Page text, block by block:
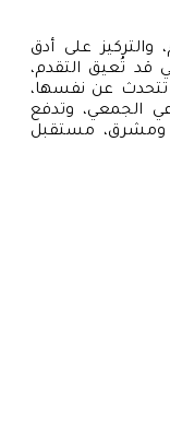
على أدق
قد تُعيق التقدم،
تتحدث عن نفسها،
الجمعي، وتدفع
ومشرق، مستقبل